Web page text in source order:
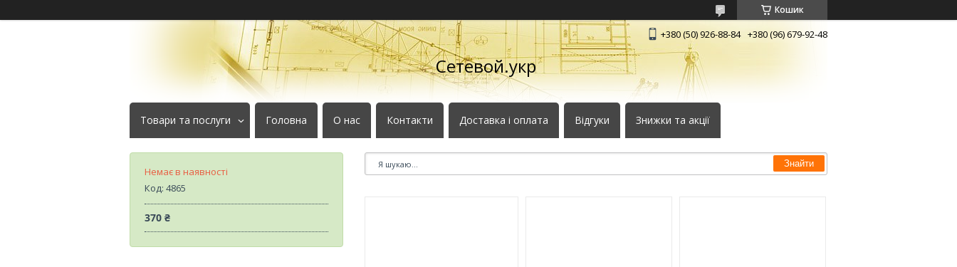
Кошик
+380 (50) 926-88-84 +380 (96) 679-92-48
Сетевой.укр
Товари та послуги Головна О нас Контакти Доставка і оплата Відгуки Знижки та акції
Знайти
Немає в наявності
Код: 4865
370 ₴